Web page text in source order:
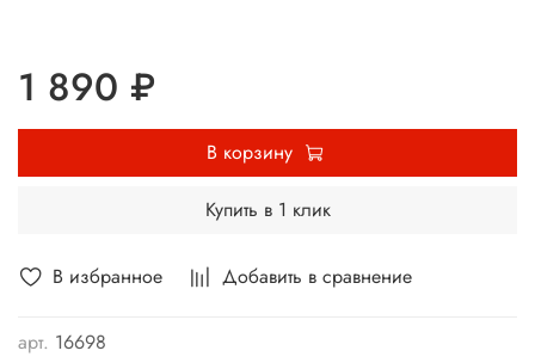
В избранное Добавить в сравнение
арт. 16698
1 890 ₽
В корзину
Купить в 1 клик